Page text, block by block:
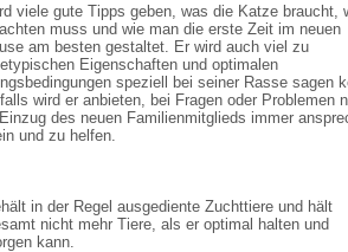
viele gute Tipps geben, was die Katze braucht,
muss und wie man die erste Zeit im neuen
am besten gestaltet. Er wird auch viel zu
Eigenschaften und optimalen
speziell bei seiner Rasse sagen
wird er anbieten, bei Fragen oder Problemen
des neuen Familienmitglieds immer
und zu helfen.
in der Regel ausgediente Zuchttiere und hält
nicht mehr Tiere, als er optimal halten und
kann.